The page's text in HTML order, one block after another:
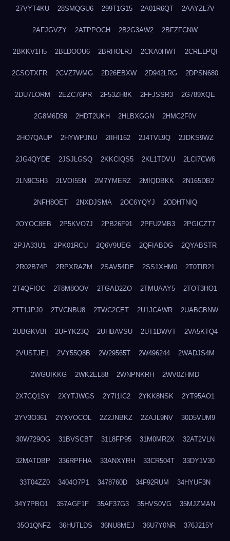
27VYT4KU 28SMQGU6 299T1G15 2A01R6QT 2AAYZL7V
2AFJGVZY 2ATPPOCH 2B2G3AW2 2BFZFCNW
2BKKV1H5 2BLDOOU6 2BRHOLRJ 2CKA0HWT 2CRELPQI
2CSOTXFR 2CVZ7WMG 2D26EBXW 2D942LRG 2DPSN680
2DU7LORM 2EZC76PR 2F53ZH8K 2FFJSSR3 2G789XQE
2G8M6D58 2HDT2UKH 2HLBXGGN 2HMC2F0V
2HO7QAUP 2HYWPJNU 2IIHI162 2J4TVL9Q 2JDKS9WZ
2JG4QYDE 2JSJLGSQ 2KKCIQS5 2KL1TDVU 2LCI7CW6
2LN9C5H3 2LVOI55N 2M7YMERZ 2MIQDBKK 2N165DB2
2NFH8OET 2NXDJSMA 2OC6YQYJ 2ODHTNIQ
2OYOC8EB 2P5KVO7J 2PB26F91 2PFU2MB3 2PGICZT7
2PJA33U1 2PK01RCU 2Q6V9UEG 2QFIABDG 2QYABSTR
2R02B74P 2RPXRAZM 2SAV54DE 2SS1XHM0 2T0TIR21
2T4QFIOC 2T8M8OOV 2TGAD2ZO 2TMUAAY5 2TOT3HO1
2TT1JPJ0 2TVCNBU8 2TWC2CET 2U1JCAWR 2UABCBNW
2UBGKVBI 2UFYK23Q 2UHBAVSU 2UT1DWVT 2VA5KTQ4
2VUSTJE1 2VY55Q8B 2W29565T 2W496244 2WADJS4M
2WGUIKKG 2WK2EL88 2WNPNKRH 2WV0ZHMD
2X7CQ1SY 2XYTJWGS 2Y7I1IC2 2YKK8NSK 2YT95AO1
2YV3O361 2YXVOCOL 2Z2JNBKZ 2ZAJL9NV 30D5VUM9
30W729OG 31BVSCBT 31L8FP95 31M0MR2X 32AT2VLN
32MATDBP 336RPFHA 33ANXYRH 33CR504T 33DY1V30
33T04ZZ0 3404O7P1 3478760D 34F92RUM 34HYUF3N
34Y7PBO1 357AGF1F 35AF37G3 35HVS0VG 35MJZMAN
35O1QNFZ 36HUTLDS 36NU8MEJ 36U7Y0NR 376J215Y